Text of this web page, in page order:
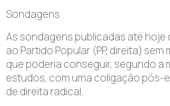
Sondagens
As sondagens publicadas até hoje
ao Partido Popular (PP, direita) sem
que poderia conseguir, segundo a
estudos, com uma coligação pós-
de direita radical.